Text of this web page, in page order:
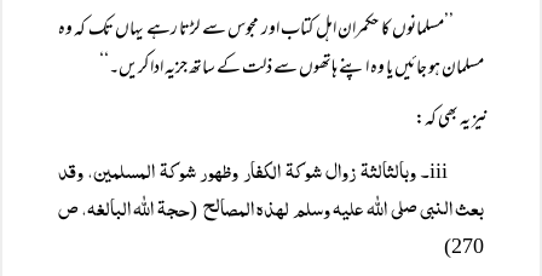
’’مسلمانوں کا حکمران اہل کتاب اور مجوس سے لڑتا رہے یہاں تک کہ وہ
مسلمان ہو جائیں یا وہ اپنے ہاتھوں سے ذلت کے ساتھ جزیہ ادا کریں۔‘‘
نیز یہ بھی کہ:
iii۔ وبالثالثۃ زوال شوکۃ الکفار وظھور شوکۃ المسلمین، وقد
بعث النبی صلی اللہ علیہ وسلم لھذہ المصالح(حجۃ اللہ البالغہ، ص
270)